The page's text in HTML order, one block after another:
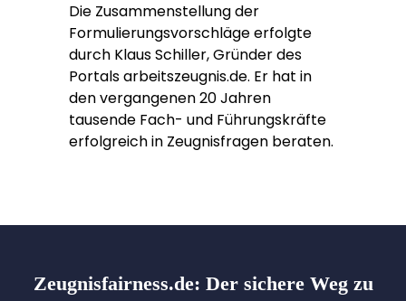
Die Zusammenstellung der
Formulierungsvorschläge erfolgte
durch Klaus Schiller, Gründer des
Portals arbeitszeugnis.de. Er hat in
den vergangenen 20 Jahren
tausende Fach- und Führungskräfte
erfolgreich in Zeugnisfragen beraten.
Zeugnisfairness.de: Der sichere Weg zu